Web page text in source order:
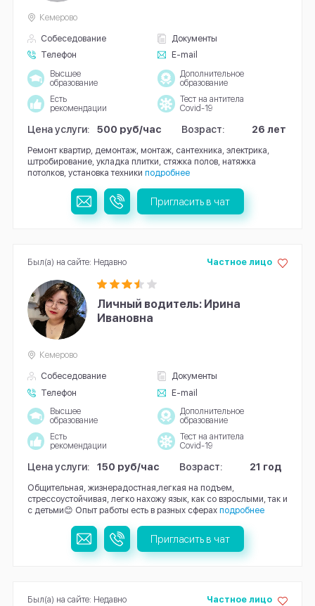
Собеседование
Документы
Телефон
E-mail
Кемерово
Высшее
образование
Дополнительное
образование
Есть
рекомендации
Тест на антитела
Covid-19
Цена услуги: 500 руб/час Возраст: 26 лет
Ремонт квартир, демонтаж, монтаж, сантехника, электрика,
штробирование, укладка плитки, стяжка полов, натяжка
потолков, установка техники подробнее
Пригласить в чат
Личный водитель: Ирина
Ивановна
Собеседование
Документы
Телефон
E-mail
Частное лицо
Кемерово
Высшее
образование
Дополнительное
образование
Есть
рекомендации
Тест на антитела
Covid-19
Цена услуги: 150 руб/час Возраст: 21 год
Общительная, жизнерадостная,легкая на подъем,
стрессоустойчивая, легко нахожу язык, как со взрослыми, так и
с детьми😊 Опыт работы есть в разных сферах подробнее
Был(а) на сайте: Недавно
Пригласить в чат
Частное лицо
Был(а) на сайте: Недавно